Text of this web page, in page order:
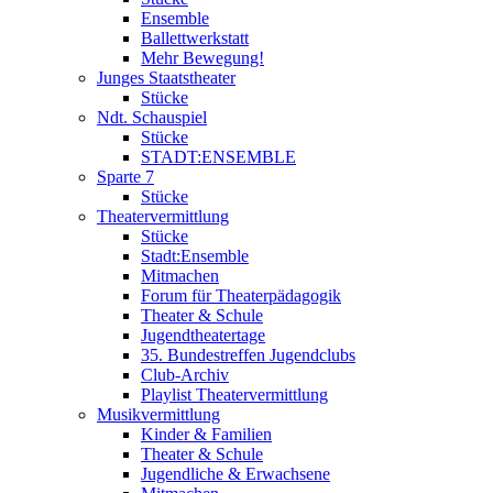
Ensemble
Ballettwerkstatt
Mehr Bewegung!
Junges Staatstheater
Stücke
Ndt. Schauspiel
Stücke
STADT:ENSEMBLE
Sparte 7
Stücke
Theatervermittlung
Stücke
Stadt:Ensemble
Mitmachen
Forum für Theaterpädagogik
Theater & Schule
Jugendtheatertage
35. Bundestreffen Jugendclubs
Club-Archiv
Playlist Theatervermittlung
Musikvermittlung
Kinder & Familien
Theater & Schule
Jugendliche & Erwachsene